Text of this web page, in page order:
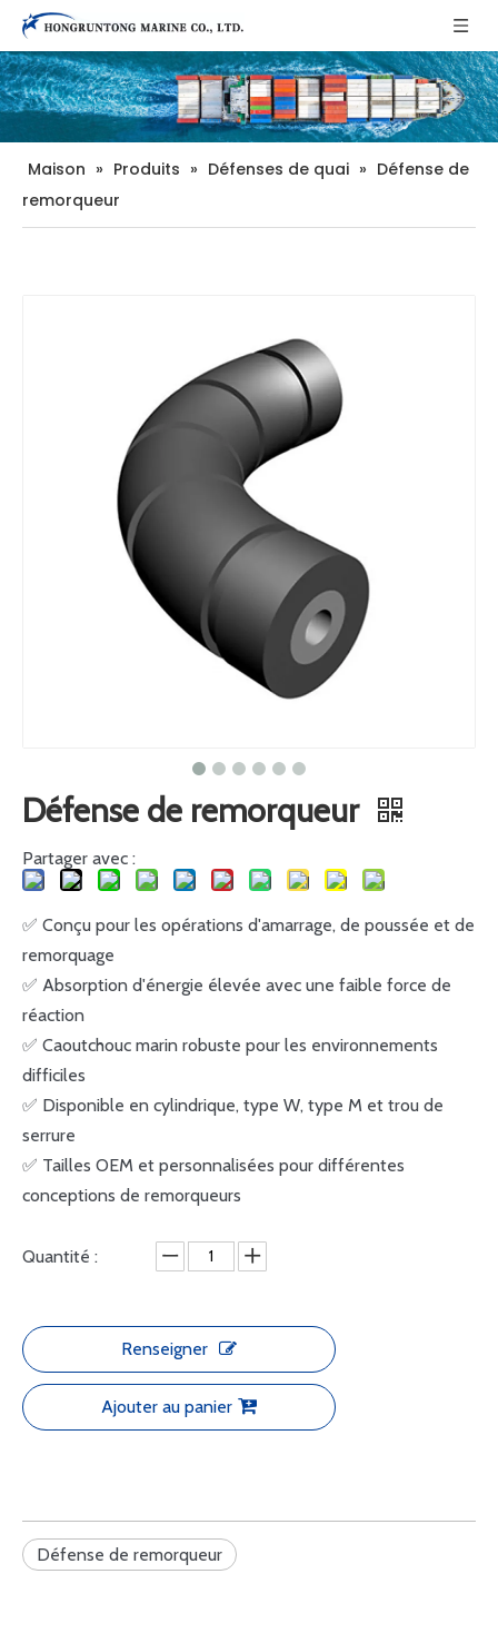
Maison » Produits » Défenses de quai » Défense de
remorqueur
Défense de remorqueur
Partager avec :
✅ Conçu pour les opérations d'amarrage, de poussée et de
remorquage
✅ Absorption d'énergie élevée avec une faible force de
réaction
✅ Caoutchouc marin robuste pour les environnements
difficiles
✅ Disponible en cylindrique, type W, type M et trou de
serrure
✅ Tailles OEM et personnalisées pour différentes
conceptions de remorqueurs
Quantité :
Renseigner
Ajouter au panier
Défense de remorqueur